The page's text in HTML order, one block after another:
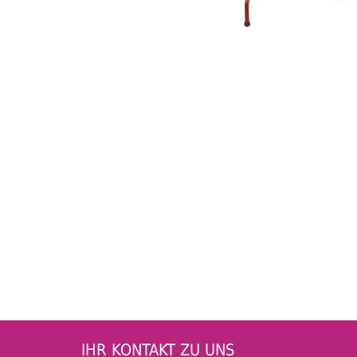
IHR KONTAKT ZU UNS